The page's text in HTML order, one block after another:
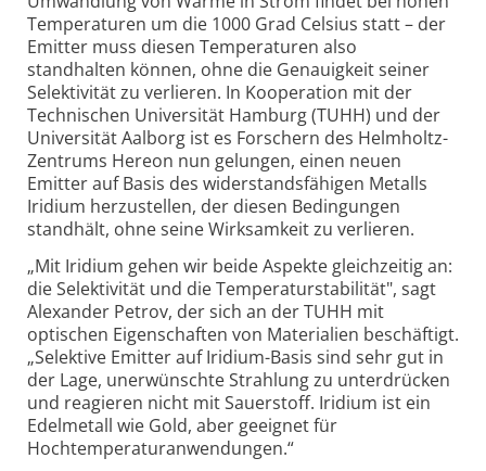
Temperaturen um die 1000 Grad Celsius statt – der
Emitter muss diesen Temperaturen also
standhalten können, ohne die Genauigkeit seiner
Selektivität zu verlieren. In Kooperation mit der
Technischen Universität Hamburg (TUHH) und der
Universität Aalborg ist es Forschern des Helmholtz-
Zentrums Hereon nun gelungen, einen neuen
Emitter auf Basis des widerstandsfähigen Metalls
Iridium herzustellen, der diesen Bedingungen
standhält, ohne seine Wirksamkeit zu verlieren.
„Mit Iridium gehen wir beide Aspekte gleichzeitig an:
die Selektivität und die Temperaturstabilität", sagt
Alexander Petrov, der sich an der TUHH mit
optischen Eigenschaften von Materialien beschäftigt.
„Selektive Emitter auf Iridium-Basis sind sehr gut in
der Lage, unerwünschte Strahlung zu unterdrücken
und reagieren nicht mit Sauerstoff. Iridium ist ein
Edelmetall wie Gold, aber geeignet für
Hochtemperaturanwendungen.“